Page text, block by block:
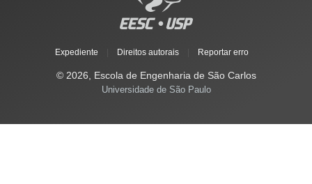
Expediente Direitos autorais Reportar erro
© 2026, Escola de Engenharia de São Carlos
Universidade de São Paulo